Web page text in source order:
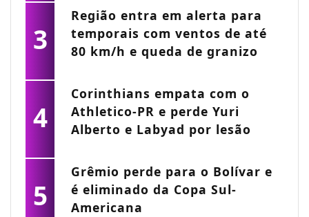
3
Região entra em alerta para
temporais com ventos de até
80 km/h e queda de granizo
4
Corinthians empata com o
Athletico-PR e perde Yuri
Alberto e Labyad por lesão
5
Grêmio perde para o Bolívar e
é eliminado da Copa Sul-
Americana